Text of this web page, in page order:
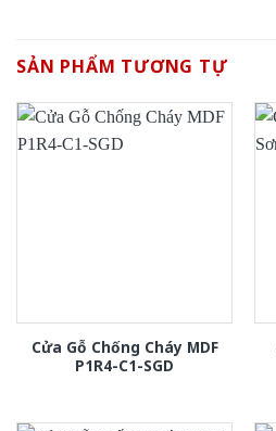
SẢN PHẨM TƯƠNG TỰ
Cửa Gỗ Chống Cháy MDF
P1R4-C1-SGD